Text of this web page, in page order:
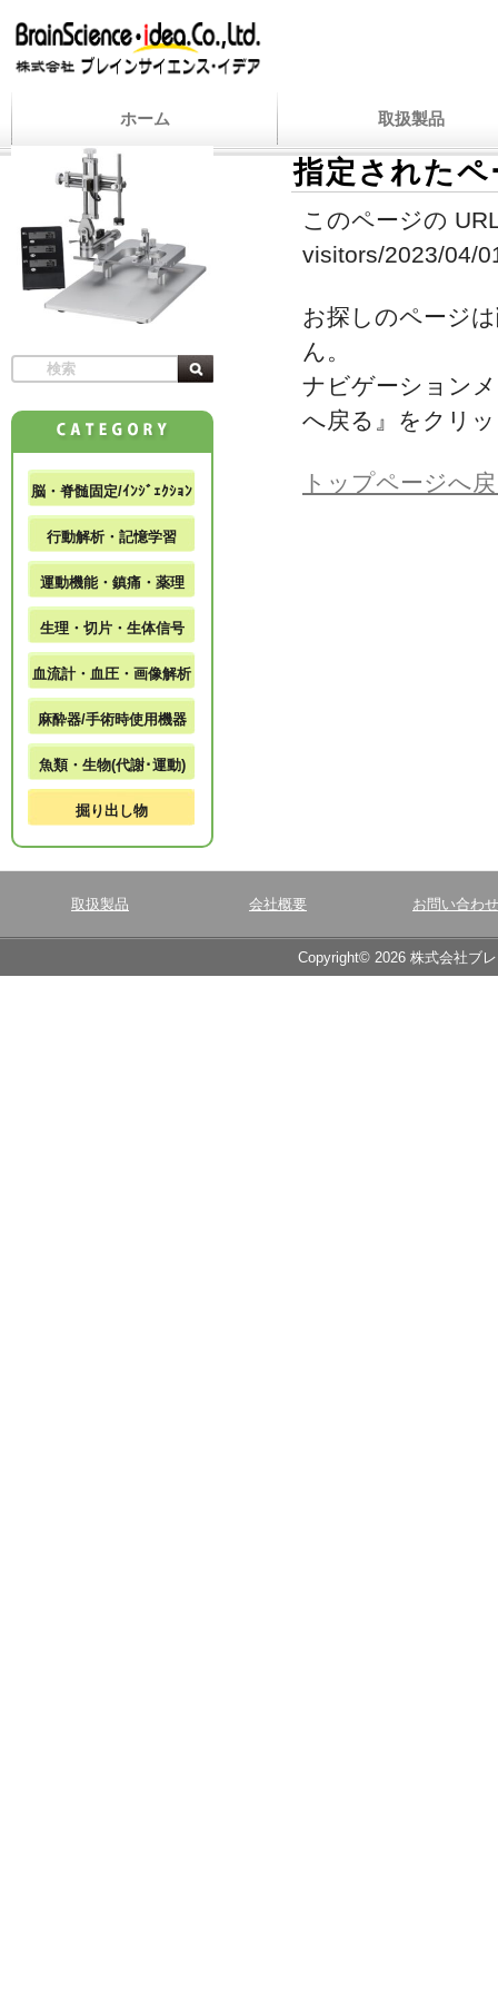
ホーム 取扱製品
指定された
このページの
visitors/2023/04/
お探しのページ
ん。
ナビゲーション
へ戻る』をクリ
トップページへ
脳・脊髄固定/ｲﾝｼﾞｪｸｼｮﾝ
行動解析・記憶学習
運動機能・鎮痛・薬理
生理・切片・生体信号
血流計・血圧・画像解析
麻酔器/手術時使用機器
魚類・生物(代謝･運動)
掘り出し物
取扱製品 会社概要 お問い合わせ
Copyright© 2026 株式会社ブ